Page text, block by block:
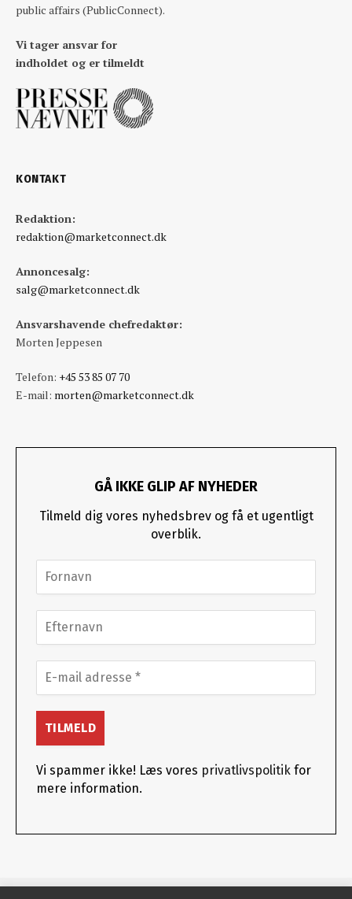
public affairs (PublicConnect).
Vi tager ansvar for
indholdet og er tilmeldt
KONTAKT
Redaktion:
redaktion@marketconnect.dk
Annoncesalg:
salg@marketconnect.dk
Ansvarshavende chefredaktør:
Morten Jeppesen
Telefon: +45 53 85 07 70
E-mail: morten@marketconnect.dk
GÅ IKKE GLIP AF NYHEDER
Tilmeld dig vores nyhedsbrev og få et ugentligt
overblik.
Vi spammer ikke! Læs vores privatlivspolitik for
mere information.